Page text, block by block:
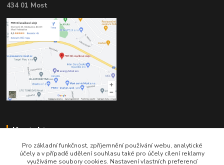
434 01 Most
Kontakty
Pro základní funkčnost, zpříjemnění používání webu, analytické
účely a v případě udělení souhlasu také pro účely cílení reklamy
využíváme soubory cookies. Nastavení vlastních preferencí